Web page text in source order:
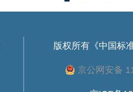
版权所有 《中国标
京公网安备